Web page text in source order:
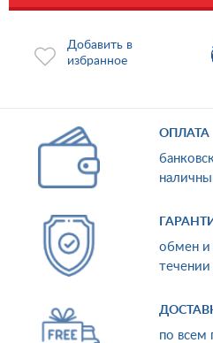
Добавить в
избранное
ОПЛАТА
обмен и
по всем